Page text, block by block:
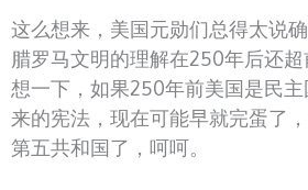
这么想来，美国元勋们总得太说
腊罗马文明的理解在250年后还
想一下，如果250年前美国是民
来的宪法，现在可能早就完蛋了
第五共和国了，呵呵。